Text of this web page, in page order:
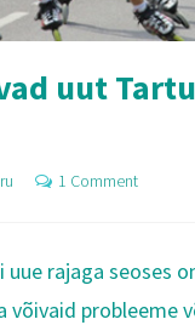
uut
1 Comment
uue rajaga seoses
võivaid probleeme